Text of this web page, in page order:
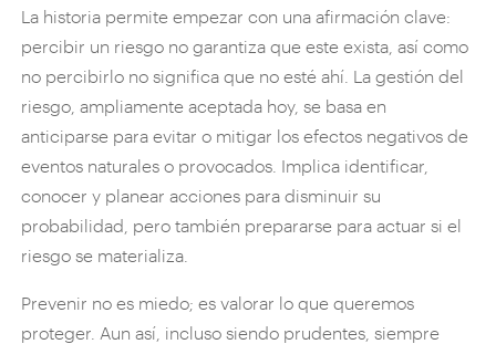
La historia permite empezar con una afirmación clave:
percibir un riesgo no garantiza que este exista, así como
no percibirlo no significa que no esté ahí. La gestión del
riesgo, ampliamente aceptada hoy, se basa en
anticiparse para evitar o mitigar los efectos negativos de
eventos naturales o provocados. Implica identificar,
conocer y planear acciones para disminuir su
probabilidad, pero también prepararse para actuar si el
riesgo se materializa.
Prevenir no es miedo; es valorar lo que queremos
proteger. Aun así, incluso siendo prudentes, siempre